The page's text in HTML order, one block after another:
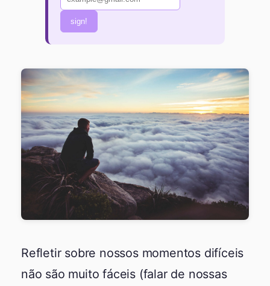
sign!
Refletir sobre nossos momentos difíceis
não são muito fáceis (falar de nossas